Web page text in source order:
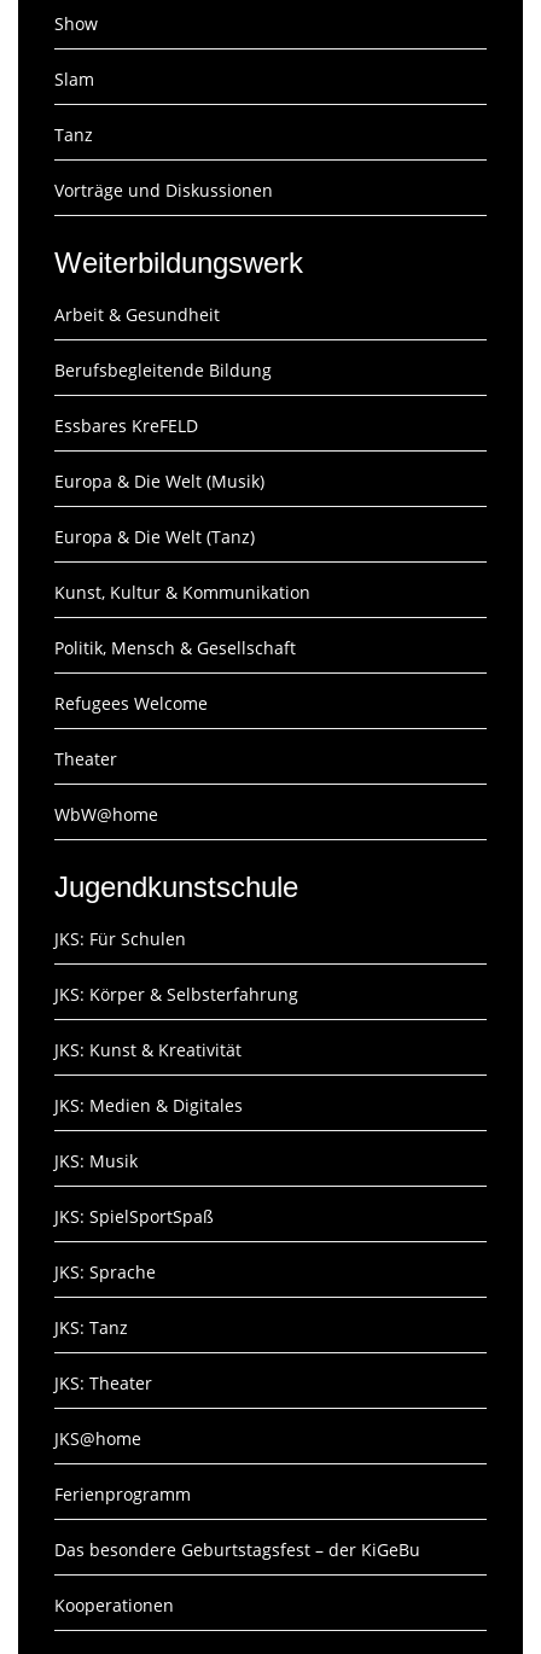
Show
Slam
Tanz
Vorträge und Diskussionen
Weiterbildungswerk
Arbeit & Gesundheit
Berufsbegleitende Bildung
Essbares KreFELD
Europa & Die Welt (Musik)
Europa & Die Welt (Tanz)
Kunst, Kultur & Kommunikation
Politik, Mensch & Gesellschaft
Refugees Welcome
Theater
WbW@home
Jugendkunstschule
JKS: Für Schulen
JKS: Körper & Selbsterfahrung
JKS: Kunst & Kreativität
JKS: Medien & Digitales
JKS: Musik
JKS: SpielSportSpaß
JKS: Sprache
JKS: Tanz
JKS: Theater
JKS@home
Ferienprogramm
Das besondere Geburtstagsfest – der KiGeBu
Kooperationen